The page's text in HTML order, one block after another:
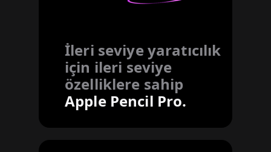
İleri seviye yaratıcılık
için ileri seviye
özelliklere sahip
Apple Pencil Pro.